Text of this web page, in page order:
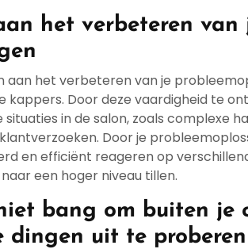
het verbeteren van
aan het verbeteren van je
kappers. Door deze vaardigheid te
situaties in de salon, zoals complexe
Door je
en efficiënt reageren op
een hoger niveau tillen.
bang om buiten je
dingen uit te proberen